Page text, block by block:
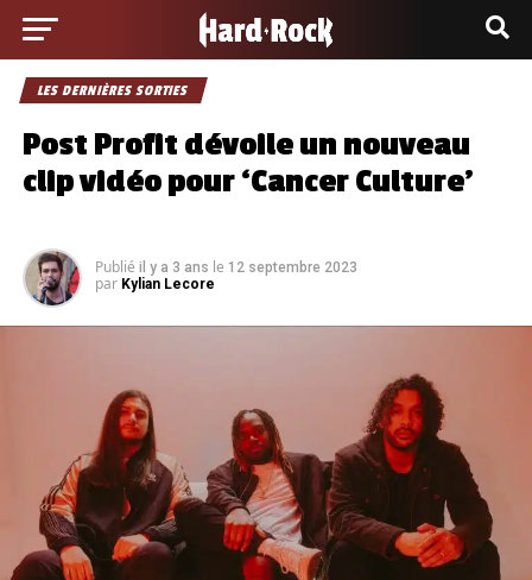
LES DERNIÈRES SORTIES
Post Profit dévoile un nouveau
clip vidéo pour ‘Cancer Culture’
Publié il y a 3 ans le 12 septembre 2023
par Kylian Lecore